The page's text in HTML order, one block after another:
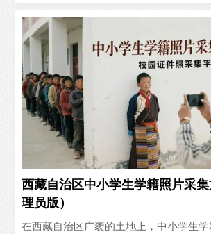
西藏自治区中小学生学籍照片采
理员版）
在西藏自治区广袤的土地上，中小学生